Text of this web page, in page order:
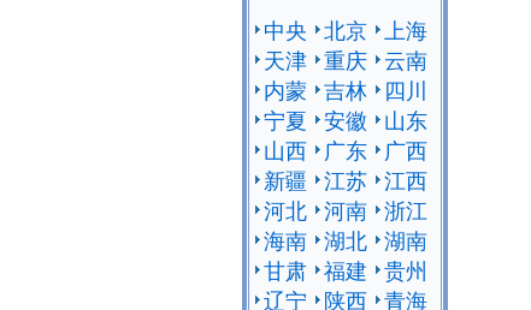
中央 北京
上海
天津 重庆 云南
内蒙 吉林
四川
宁夏 安徽
山东
山西
广东
广西
新疆 江苏 江西
河北 河南 浙江
海南 湖北 湖南
甘肃 福建 贵州
辽宁
陕西 青海